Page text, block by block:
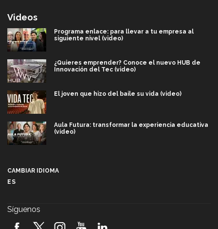
Videos
Programa enlace: para llevar a tu empresa al
siguiente nivel (video)
¿Quieres emprender? Conoce el nuevo HUB de
Innovación del Tec (video)
El joven que hizo del baile su vida (video)
Aula Futura: transformar la experiencia educativa
(video)
2026! (video)
CAMBIAR IDIOMA
ES
Síguenos